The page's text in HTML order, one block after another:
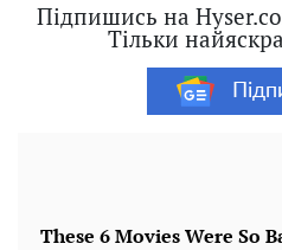
Підпишись на
Тільки